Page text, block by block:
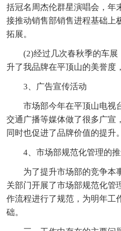
括冠名周杰伦群星演唱会，年
接推动销售部销售进程基础上
拓展。
(2)经过几次春秋季的车
升了我品牌在平顶山的美誉度
3、广告宣传活动
市场部今年在平顶山电视
交通广播等媒体做了很多广宣
同时也促进了品牌价值的提升。
4、市场部规范化管理的
为了提升市场部的竞争本
关部门开展了市场部规范化管
作流程进行了规范，为明年工
础。